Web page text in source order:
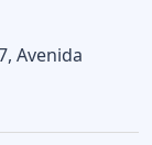
Avenida